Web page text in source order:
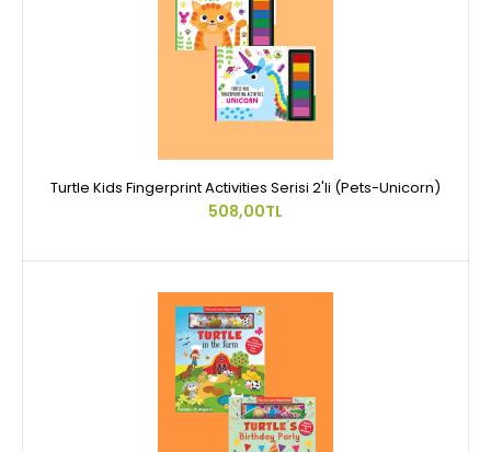
Turtle Kids Fingerprint Activities Serisi 2'li (Pets-Unicorn)
508,00TL